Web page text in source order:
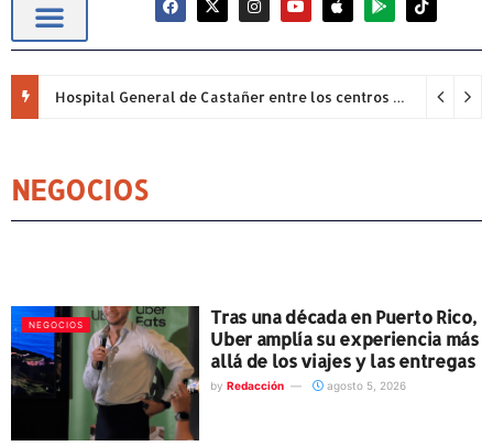
Hospital General de Castañer entre los centros de salud comunitarios con mejor desempeño clínico de Estados Unidos
NEGOCIOS
NEGOCIOS
Tras una década en Puerto Rico,
Uber amplía su experiencia más
allá de los viajes y las entregas
by Redacción agosto 5, 2026